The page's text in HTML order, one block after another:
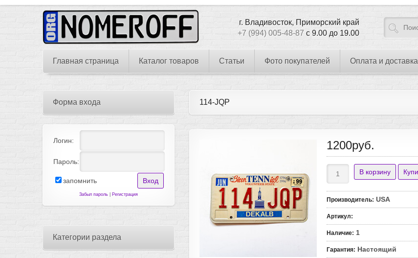
г. Владивосток, Приморский край
+7 (994) 005-48-87 с 9.00 до 19.00
Главная страница Каталог товаров Статьи Фото покупателей Оплата и доставка
114-JQP
1200руб.
Производитель: USA
Артикул:
Наличие: 1
Гарантия: Настоящий
Форма входа
Логин:
Пароль:
запомнить
Забыл пароль Регистрация
Категории раздела